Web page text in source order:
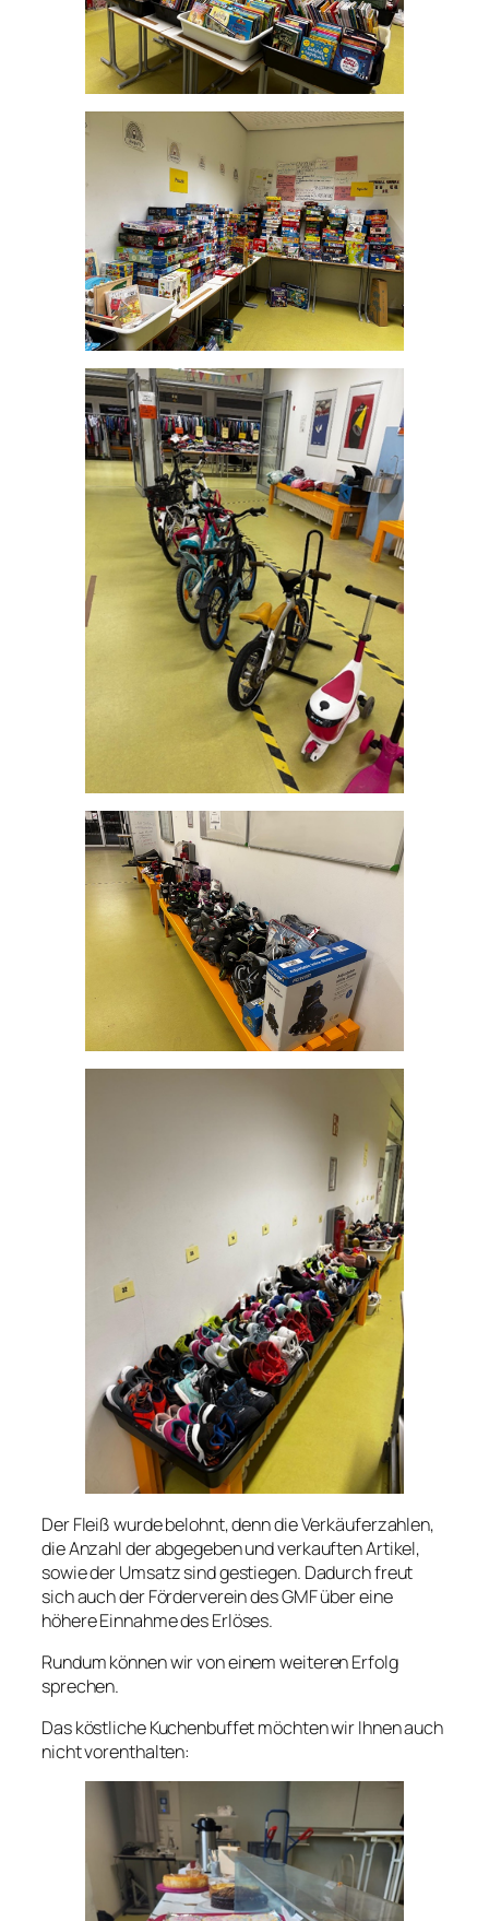
Der Fleiß wurde belohnt, denn die Verkäuferzahlen,
die Anzahl der abgegeben und verkauften Artikel,
sowie der Umsatz sind gestiegen. Dadurch freut
sich auch der Förderverein des GMF über eine
höhere Einnahme des Erlöses.
Rundum können wir von einem weiteren Erfolg
sprechen.
Das köstliche Kuchenbuffet möchten wir Ihnen auch
nicht vorenthalten: